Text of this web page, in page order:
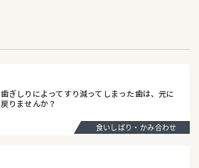
歯ぎしりによってすり減ってしまった歯は、元に
戻りませんか？
食いしばり・かみ合わせ